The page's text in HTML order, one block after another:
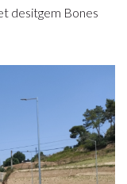
desitgem Bones